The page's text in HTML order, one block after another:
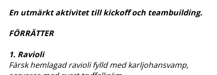
En utmärkt aktivitet till kickoff och teambuilding.
FÖRRÄTTER
1. Ravioli
Färsk hemlagad ravioli fylld med karljohansvamp,